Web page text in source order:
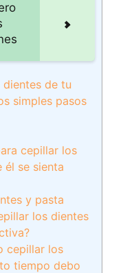
dientes de tu
simples pasos
cepillar los
él se sienta
y pasta
los dientes
cepillar los
tiempo debo